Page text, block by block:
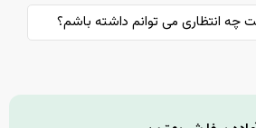
انتظاری می توانم داشته باشم؟